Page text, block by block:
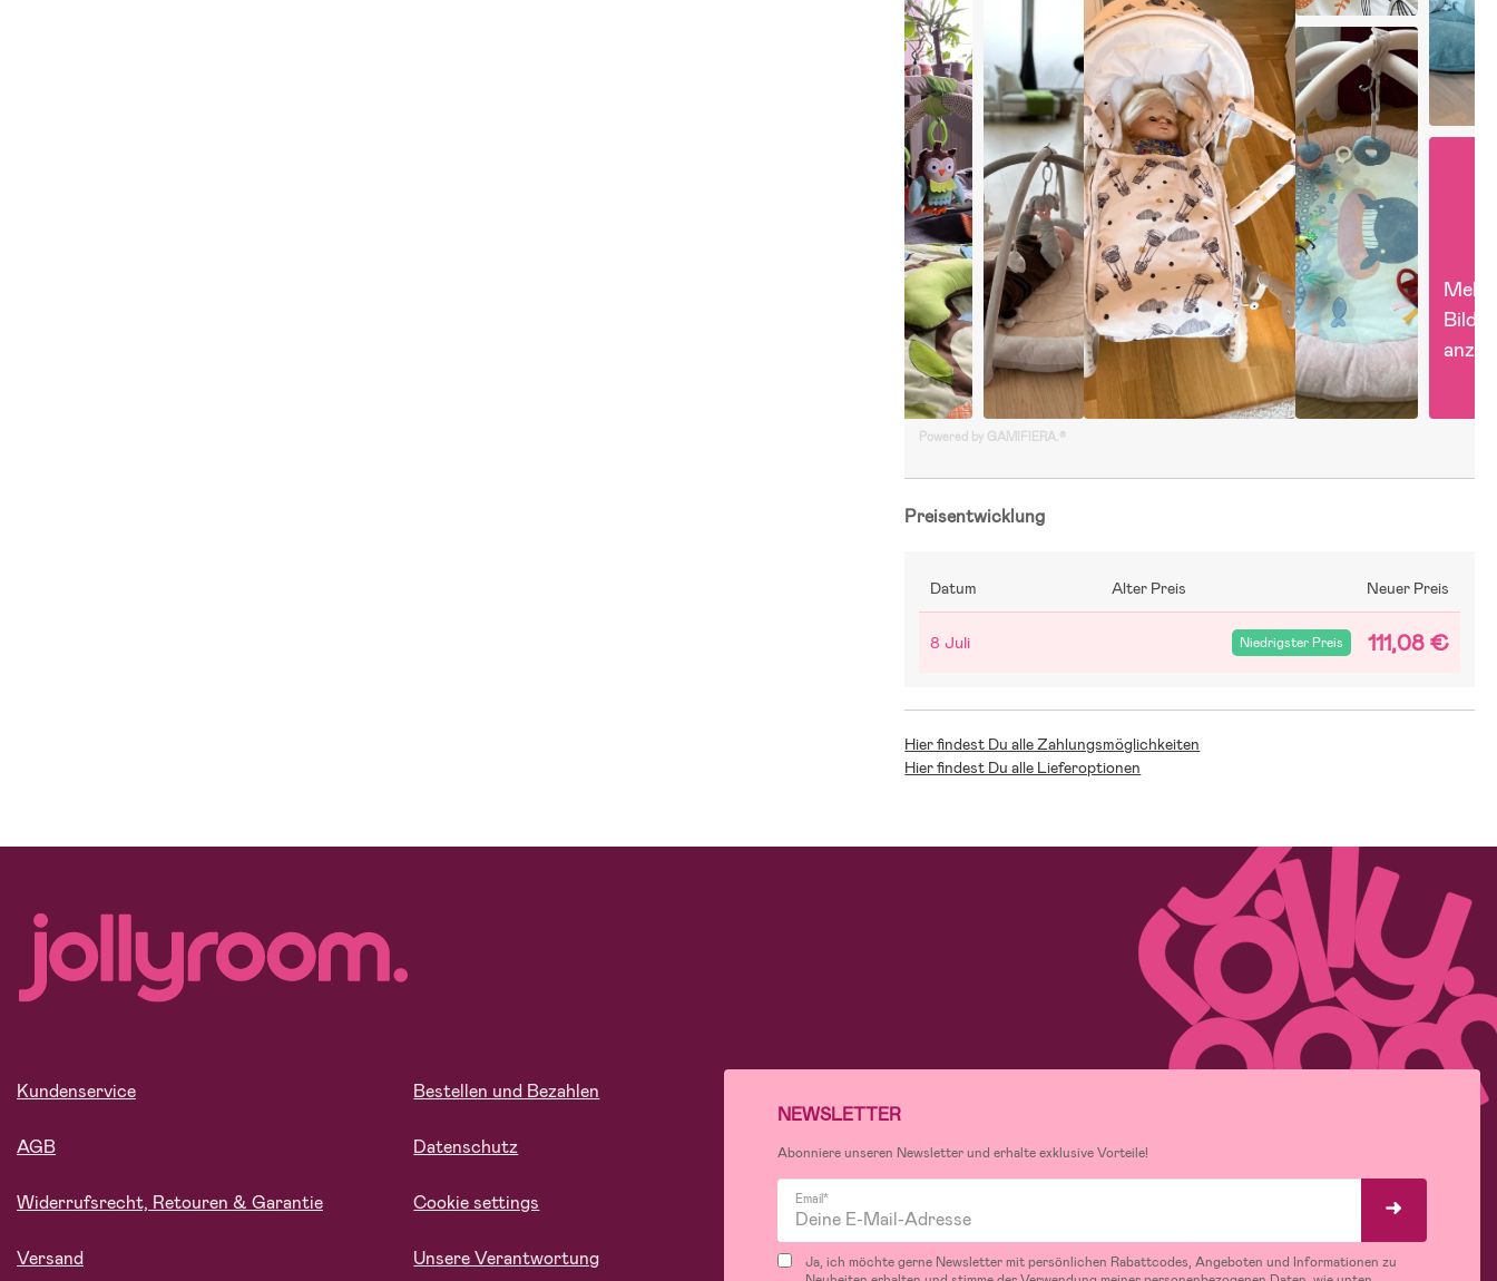
Mehr
Bilder
Powered by GAMIFIERA.®
Preisentwicklung
Datum Alter Preis Neuer Preis
8 Juli Niedrigster Preis 111,08 €
Hier findest Du alle Zahlungsmöglichkeiten
Hier findest Du alle Lieferoptionen
Kundenservice
AGB
Widerrufsrecht, Retouren & Garantie
Versand
Bestellen und Bezahlen
Datenschutz
Cookie settings
Unsere Verantwortung
NEWSLETTER
Abonniere unseren Newsletter und erhalte exklusive Vorteile!
Email*
Ja, ich möchte gerne Newsletter mit persönlichen Rabattcodes, Angeboten und Informationen zu